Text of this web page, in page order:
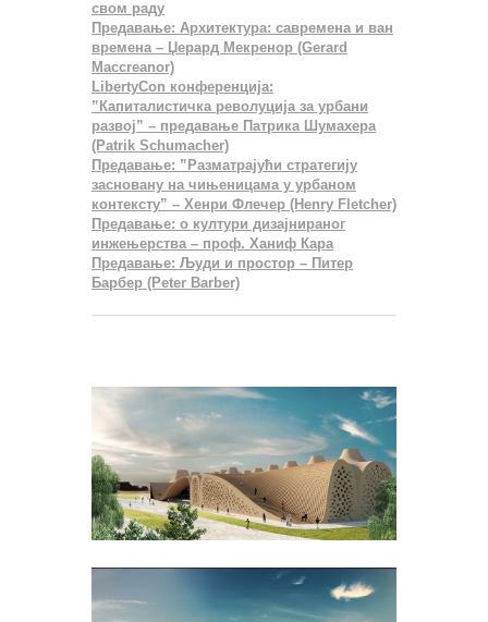
свом раду
Предавање: Архитектура: савремена и ван
времена – Џерард Мекренор (Gerard
Maccreanor)
LibertyCon конференција:
”Капиталистичка револуција за урбани
развој” – предавање Патрика Шумахера
(Patrik Schumacher)
Предавање: ”Разматрајући стратегију
засновану на чињеницама у урбаном
контексту” – Хенри Флечер (Henry Fletcher)
Предавање: о култури дизајнираног
инжењерства – проф. Ханиф Кара
Предавање: Људи и простор – Питер
Барбер (Peter Barber)